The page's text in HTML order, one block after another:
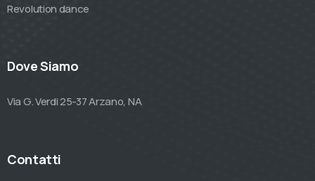
Revolution dance
Dove Siamo
Via G. Verdi 25-37 Arzano, NA
Contatti